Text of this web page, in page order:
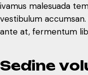
Sedine vol
Curabitur placerat,
volutpat dolor et velit
ivamus malesuada
vestibulum
ante at, fermentum
Sedine vol